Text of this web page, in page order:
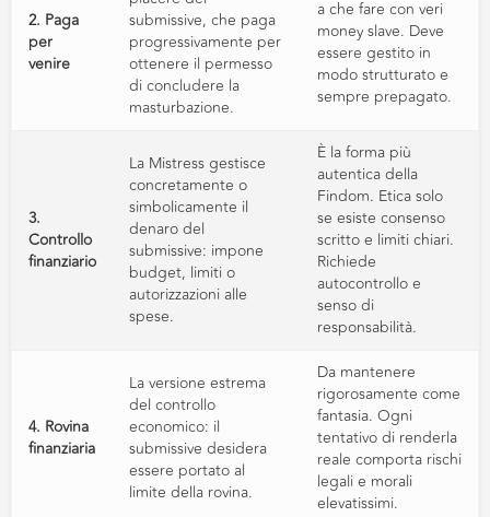
2. Paga
per
venire
submissive, che paga
progressivamente per
ottenere il permesso
di concludere la
masturbazione.
a che fare con veri
money slave. Deve
essere gestito in
modo strutturato e
sempre prepagato.
3.
Controllo
finanziario
La Mistress gestisce
concretamente o
simbolicamente il
denaro del
submissive: impone
budget, limiti o
autorizzazioni alle
spese.
È la forma più
autentica della
Findom. Etica solo
se esiste consenso
scritto e limiti chiari.
Richiede
autocontrollo e
senso di
responsabilità.
4. Rovina
finanziaria
La versione estrema
del controllo
economico: il
submissive desidera
essere portato al
limite della rovina.
Da mantenere
rigorosamente come
fantasia. Ogni
tentativo di renderla
reale comporta rischi
legali e morali
elevatissimi.